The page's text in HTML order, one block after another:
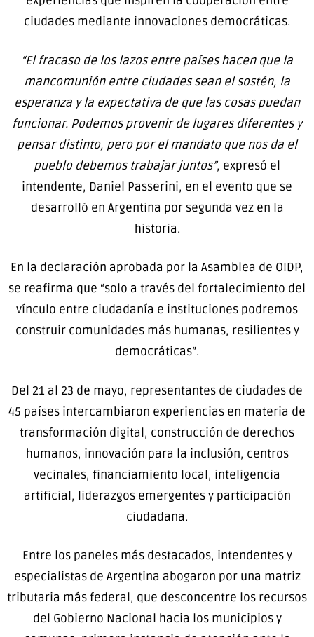
ciudades mediante innovaciones democráticas.
“El fracaso de los lazos entre países hacen que la
mancomunión entre ciudades sean el sostén, la
esperanza y la expectativa de que las cosas puedan
funcionar. Podemos provenir de lugares diferentes y
pensar distinto, pero por el mandato que nos da el
pueblo debemos trabajar juntos”, expresó el
intendente, Daniel Passerini, en el evento que se
desarrolló en Argentina por segunda vez en la
historia.
En la declaración aprobada por la Asamblea de OIDP,
se reafirma que “solo a través del fortalecimiento del
vínculo entre ciudadanía e instituciones podremos
construir comunidades más humanas, resilientes y
democráticas”.
Del 21 al 23 de mayo, representantes de ciudades de
45 países intercambiaron experiencias en materia de
transformación digital, construcción de derechos
humanos, innovación para la inclusión, centros
vecinales, financiamiento local, inteligencia
artificial, liderazgos emergentes y participación
ciudadana.
Entre los paneles más destacados, intendentes y
especialistas de Argentina abogaron por una matriz
tributaria más federal, que desconcentre los recursos
del Gobierno Nacional hacia los municipios y